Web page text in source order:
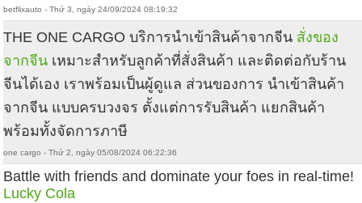
betflixauto - Thứ 3, ngày 24/09/2024 08:19:32
THE ONE CARGO บริการนำเข้าสินค้าจากจีน สั่งของ
จากจีน เหมาะสำหรับลูกค้าที่สั่งสินค้า และติดต่อกับร้าน
จีนได้เอง เราพร้อมเป็นผู้ดูแล ส่วนของการ นำเข้าสินค้า
จากจีน แบบครบวงจร ตั้งแต่การรับสินค้า แยกสินค้า
พร้อมทั้งจัดการภาษี
one cargo - Thứ 2, ngày 05/08/2024 06:22:36
Battle with friends and dominate your foes in real-time!
Lucky Cola